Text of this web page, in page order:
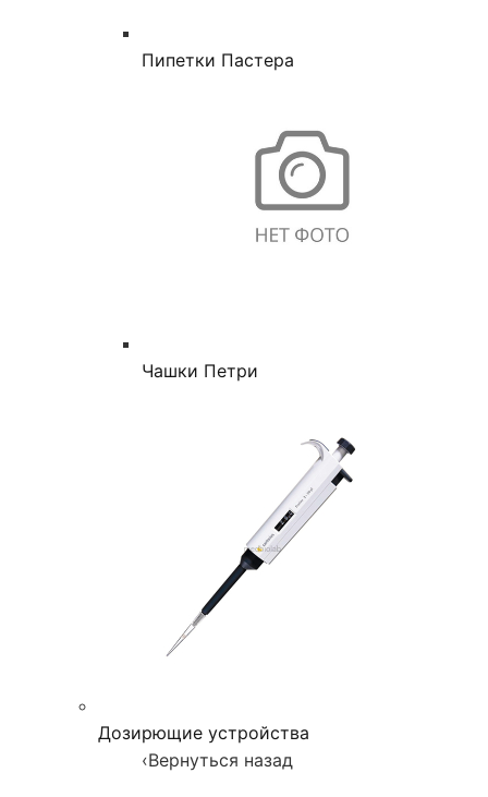
Пипетки Пастера
Чашки Петри
Дозирющие устройства
‹Вернуться назад